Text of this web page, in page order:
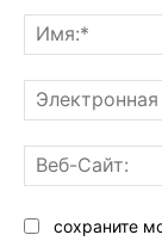
сохраните